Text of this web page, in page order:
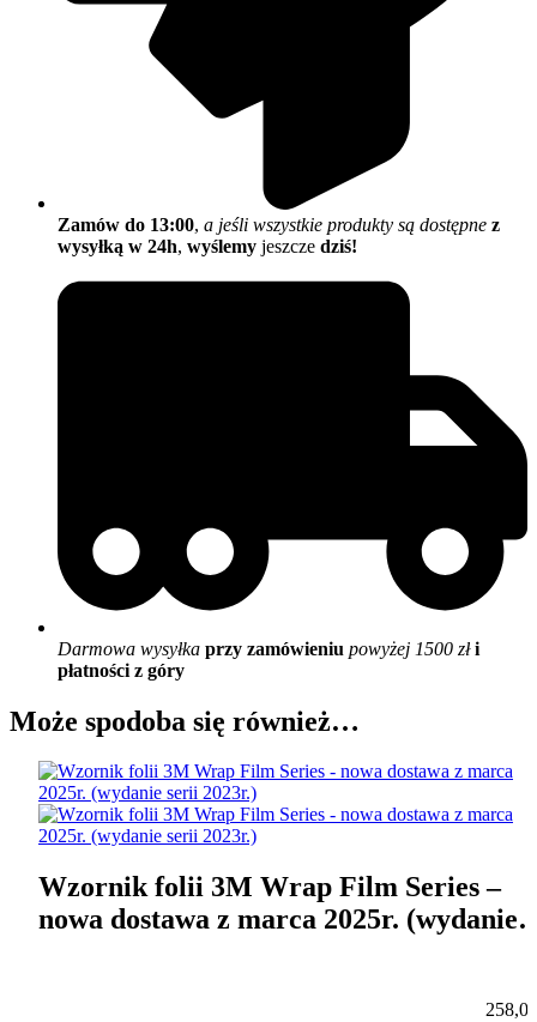
Zamów do 13:00, a jeśli wszystkie produkty są dostępne z
wysyłką w 24h, wyślemy jeszcze dziś!
Darmowa wysyłka przy zamówieniu powyżej 1500 złi
płatności z góry
Może spodoba się również…
Wzornik folii 3M Wrap Film Series –
nowa dostawa z marca 2025r. (wydanie